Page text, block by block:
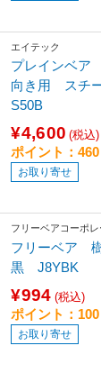
エイテック
プレインベ
向き用 スチ
S50B
¥4,600 (税込)
ポイント：460
お取り寄せ
フリーベアコーポ
フリーベア
黒 J8YBK
¥994 (税込)
ポイント：100
お取り寄せ